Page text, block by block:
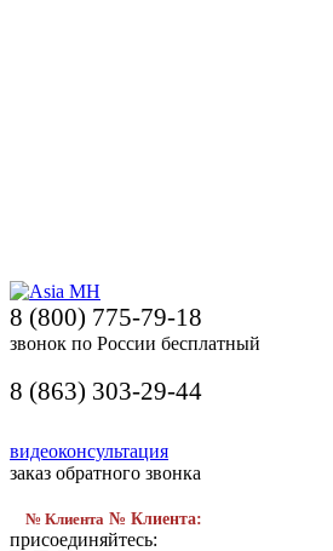
8 (800) 775-79-18
звонок по России бесплатный
8 (863) 303-29-44
видеоконсультация
заказ обратного звонка
№ Клиента № Клиента:
присоединяйтесь: